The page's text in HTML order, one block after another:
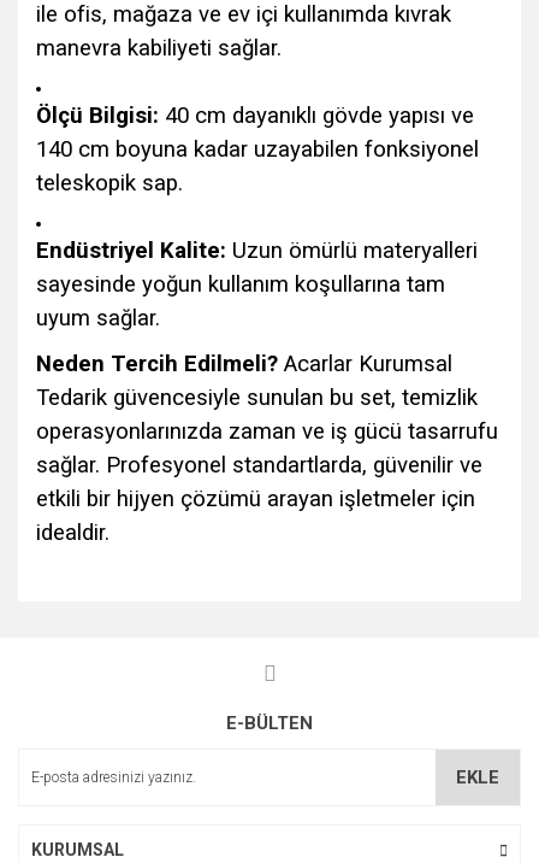
ile ofis, mağaza ve ev içi kullanımda kıvrak
manevra kabiliyeti sağlar.
Ölçü Bilgisi: 40 cm dayanıklı gövde yapısı ve
140 cm boyuna kadar uzayabilen fonksiyonel
teleskopik sap.
Endüstriyel Kalite: Uzun ömürlü materyalleri
sayesinde yoğun kullanım koşullarına tam
uyum sağlar.
Neden Tercih Edilmeli? Acarlar Kurumsal
Tedarik güvencesiyle sunulan bu set, temizlik
operasyonlarınızda zaman ve iş gücü tasarrufu
sağlar. Profesyonel standartlarda, güvenilir ve
etkili bir hijyen çözümü arayan işletmeler için
idealdir.
Yorum Yaz
Görüş ve önerileriniz için teşekkür ederiz.
Ürün açıklamasında eksik bilgiler bulunuyor.
Ürün fiyatı diğer sitelerden daha pahalı.
E-BÜLTEN
EKLE
KURUMSAL